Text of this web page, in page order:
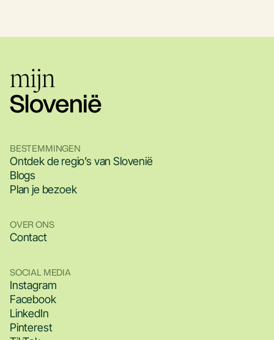
BESTEMMINGEN
Ontdek de regio’s van Slovenië
Blogs
Plan je bezoek
OVER ONS
Contact
SOCIAL MEDIA
Instagram
Facebook
LinkedIn
Pinterest